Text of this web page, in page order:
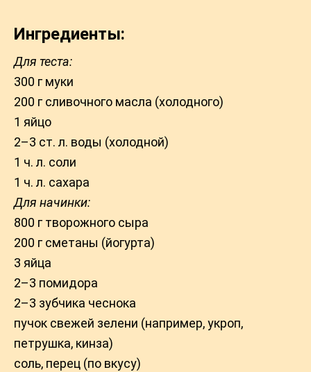
Ингредиенты:
Для теста:
300 г муки
200 г сливочного масла (холодного)
1 яйцо
2–3 ст. л. воды (холодной)
1 ч. л. соли
1 ч. л. сахара
Для начинки:
800 г творожного сыра
200 г сметаны (йогурта)
3 яйца
2–3 помидора
2–3 зубчика чеснока
пучок свежей зелени (например, укроп,
петрушка, кинза)
соль, перец (по вкусу)